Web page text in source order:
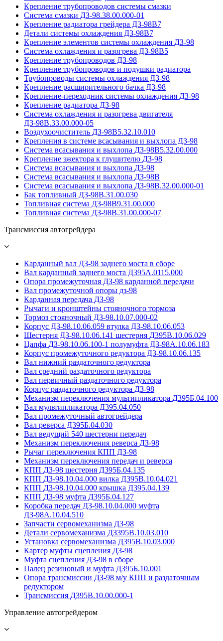
Крепление трубопроводов системы смазки
Система смазки ДЗ-98.38.00.000-01
Крепление радиатора грейдера ДЗ-98В7
Детали системы охлаждения ДЗ-98В7
Крепление элементов системы охлаждения ДЗ-98
Система охлаждения и разогрева ДЗ-98В5
Крепление трубопроводов ДЗ-98
Крепление трубопроводов и подушки радиатора
Трубопроводы системы охлаждения ДЗ-98
Крепление расширительного бачка ДЗ-98
Крепление-переходник системы охлаждения ДЗ-98
Крепление радиатора ДЗ-98
Система охлаждения и разогрева двигателя
ДЗ-98В.33.00.000-05
Воздухоочиститель ДЗ-98В5.32.10.010
Крепления в системе всасывания и выхлопа ДЗ-98
Система всасывания и выхлопа ДЗ-98В5.32.00.000
Крепление эжектора к глушителю ДЗ-98
Система всасывания и выхлопа ДЗ-98
Система всасывания и выхлопа ДЗ-98В
Система всасывания и выхлопа ДЗ-98В.32.00.000-01
Бак топливный ДЗ-98В.31.00.030
Топливная система ДЗ-98В9.31.00.000
Топливная система ДЗ-98В.31.00.000-07
Трансмиссия автогрейдера
Карданный вал ДЗ-98 заднего моста в сборе
Вал карданный заднего моста Д395А.0115.000
Опора промежуточная ДЗ-98 карданной передачи
Вал промежуточной опоры дз-98
Карданная передача ДЗ-98
Рычаги и кронштейны стояночного тормоза
Тормоз стояночный ДЗ-98.10.07.000-02
Корпус ДЗ-98.10.06.059 втулка ДЗ-98.10.06.053
Шестерня ДЗ-98.10.06.141 шестерня Д395В.10.06.029
Цапфа ДЗ-98.10.06.100-1 полумуфта ДЗ-98А.10.06.183
Корпус промежуточного редуктора ДЗ-98.10.06.135
Вал нижний раздаточного редуктора
Вал средний раздаточного редуктора
Вал первичный раздаточного редуктора
Корпус раздаточного редуктора ДЗ-98
Механизм переключения мультипликатора Д395Б.04.100
Вал мультипликатора Д395.04.050
Вал промежуточный автогрейдера
Вал реверса Д395Б.04.030
Вал ведущий 540 шестерни передач
Механизм переключения реверса ДЗ-98
Рычаг переключения КПП ДЗ-98
Механизм переключения передач и реверса
КПП ДЗ-98 шестерня Д395Б.04.135
КПП ДЗ-98.10.04.000 вилка Д395В.10.04.021
КПП ДЗ-98.10.04.000 крышка Д395.04.139
КПП ДЗ-98 муфта Д395Б.04.127
Коробка передач ДЗ-98.10.04.000 муфта
ДЗ-98А.10.04.510
Запчасти сервомеханизма ДЗ-98
Детали сервомеханизма ДЗ395В.10.03.010
Установка сервомеханизма Д395В.10.03.000
Картер муфты сцепления ДЗ-98
Муфта сцепления ДЗ-98 в сборе
Палец резиновый и муфта Д395Б.10.001
Опора трансмиссии ДЗ-98 м/у КПП и раздаточным
редуктором
Трансмиссия Д395В.10.00.000-1
Управление автогрейдером